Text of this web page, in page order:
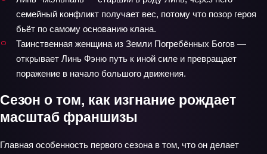
семейный конфликт получает вес, потому что позор героя
бьёт по самому основанию клана.
Таинственная женщина из Земли Погребённых Богов —
открывает Линь Фэню путь к иной силе и превращает
поражение в начало большого движения.
Сезон о том, как изгнание рождает
масштаб франшизы
Главная особенность первого сезона в том, что он делает